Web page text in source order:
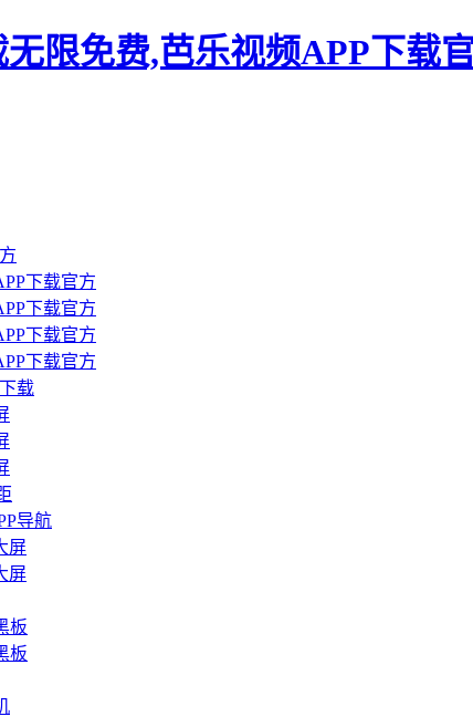
限免费,芭乐视频APP下载
下载官方
下载官方
下载官方
下载官方
载
导航
屏
屏
板
板